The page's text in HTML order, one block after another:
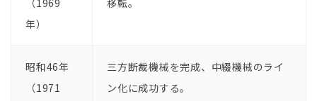
（1969
年）
移転。
昭和46年
（1971
三⽅断裁機械を完成、中綴機械のライ
ン化に成功する。